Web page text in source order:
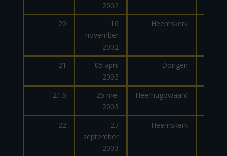
2002
20
16
november
2002
Heemskerk
21
05 april
2003
Dongen
21.5
25 mei
2003
Heerhugowaard
22
27
september
2003
Heemskerk